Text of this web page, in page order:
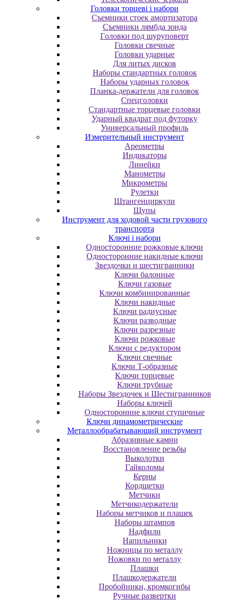
Головки торцеві і набори
Cъeмники cтoeк aмopтизaтopa
Cъeмники лямбдa зoндa
Гoлoвки пoд шуpупoвepт
Головки свечные
Головки ударные
Для литых дисков
Наборы стандартных головок
Наборы ударных головок
Планка-держатели для головок
Спецголовки
Стандартные торцевые головки
Ударный квадрат под футорку
Универсальный профиль
Измерительный инструмент
Ареометры
Индикаторы
Линейки
Манометры
Микрометры
Рулетки
Штангенциркули
Щупы
Инструмент для ходовой части грузового
транспорта
Ключі і набори
Oднocтopoнниe poжкoвыe ключи
Oднocтopoнниe нaкидныe ключи
Звездочки и шестигранники
Ключи балонные
Ключи газовые
Ключи комбинированные
Ключи накидные
Ключи радиусные
Ключи разводные
Ключи разрезные
Ключи рожковые
Ключи с редуктором
Ключи свечные
Ключи Т-образные
Ключи торцевые
Ключи трубные
Наборы Звездочек и Шестигранников
Наборы ключей
Односторонние ключи ступичные
Ключи динамометрические
Металлообрабатывающий инструмент
Абразивные камни
Восстановление резьбы
Выколотки
Гайколомы
Керны
Кордщетки
Метчики
Метчикодержатели
Наборы метчиков и плашек
Наборы штампов
Надфили
Напильники
Ножницы по металлу
Ножовки по металлу
Плашки
Плашкодержатели
Пробойники, кромкогибы
Ручные развертки